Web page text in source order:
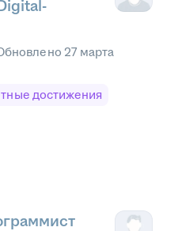
27 марта
достижения